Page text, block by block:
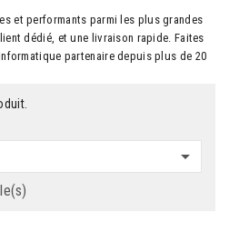
et performants parmi les plus grandes
dédié, et une livraison rapide. Faites
partenaire depuis plus de 20
